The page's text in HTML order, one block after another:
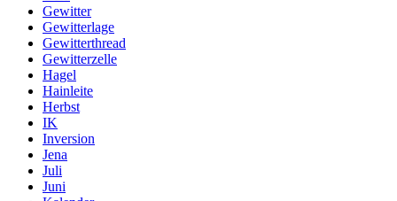
Gewitter
Gewitterlage
Gewitterthread
Gewitterzelle
Hagel
Hainleite
Herbst
IK
Inversion
Jena
Juli
Juni